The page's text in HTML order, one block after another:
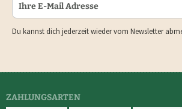
Du kannst dich jederzeit wieder vom Newsletter
ZAHLUNGSARTEN